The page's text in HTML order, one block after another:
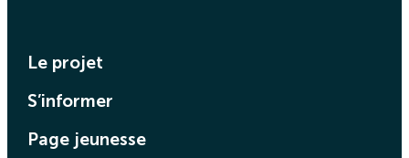
Le projet
S’informer
Page jeunesse